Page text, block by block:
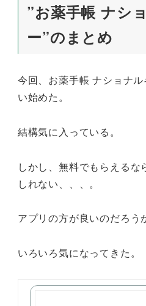
”お薬手帳 ナシ
ー”のまとめ
今回、お薬手帳 ナショナ
い始めた。
結構気に入っている。
しかし、無料でもらえるな
しれない、、、。
アプリの方が良いのだろう
いろいろ気になってきた。